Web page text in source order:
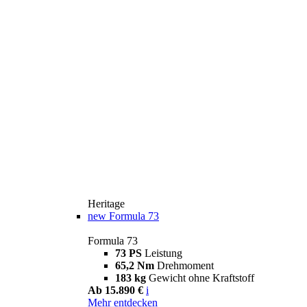
Heritage
new Formula 73
Formula 73
73 PS Leistung
65,2 Nm Drehmoment
183 kg Gewicht ohne Kraftstoff
Ab 15.890 € i
Mehr entdecken